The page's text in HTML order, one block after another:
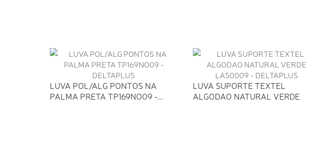
LUVA POL/ALG PONTOS NA
PALMA PRETA TP169NO09 -...
LUVA SUPORTE TEXTEL
ALGODAO NATURAL VERDE